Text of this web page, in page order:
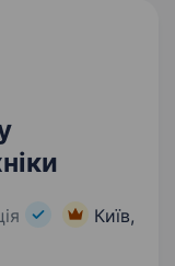
Київ,